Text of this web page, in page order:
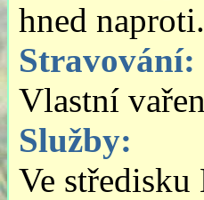
hned naproti.
Stravování:
Vlastní
Služby:
Ve